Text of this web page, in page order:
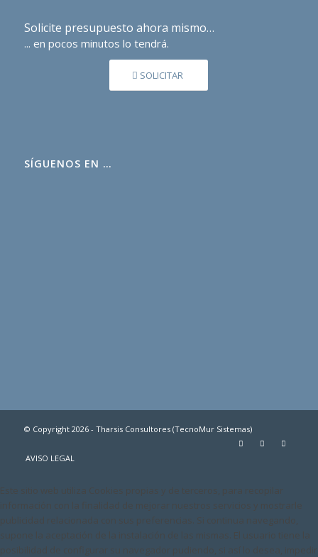
Solicite presupuesto ahora mismo…
... en pocos minutos lo tendrá.
SOLICITAR
SÍGUENOS EN …
© Copyright 2026 - Tharsis Consultores (TecnoMur Sistemas)
AVISO LEGAL
Este sitio web utiliza Cookies propias y de terceros, para recopilar
información con la finalidad de mejorar nuestros servicios y mostrarle
publicidad relacionada con sus preferencias. Si continua navegando,
supone la aceptación de la instalación de las mismas. El usuario tiene la
posibilidad de configurar su navegador pudiendo, si así lo desea, impedir